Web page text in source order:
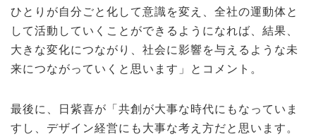
ひとりが自分ごと化して意識を変え、全社の運動体と
して活動していくことができるようになれば、結果、
大きな変化につながり、社会に影響を与えるような未
来につながっていくと思います」とコメント。
最後に、日紫喜が「共創が大事な時代にもなっていま
すし、デザイン経営にも大事な考え方だと思います。